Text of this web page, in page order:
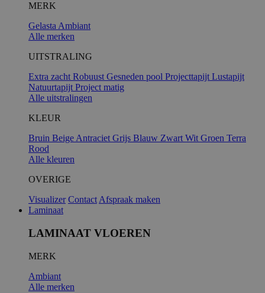
MERK
Gelasta Ambiant
Alle merken
UITSTRALING
Extra zacht Robuust Gesneden pool Projecttapijt Lustapijt
Natuurtapijt Project matig
Alle uitstralingen
KLEUR
Bruin Beige Antraciet Grijs Blauw Zwart Wit Groen Terra
Rood
Alle kleuren
OVERIGE
Visualizer Contact Afspraak maken
Laminaat
LAMINAAT VLOEREN
MERK
Ambiant
Alle merken